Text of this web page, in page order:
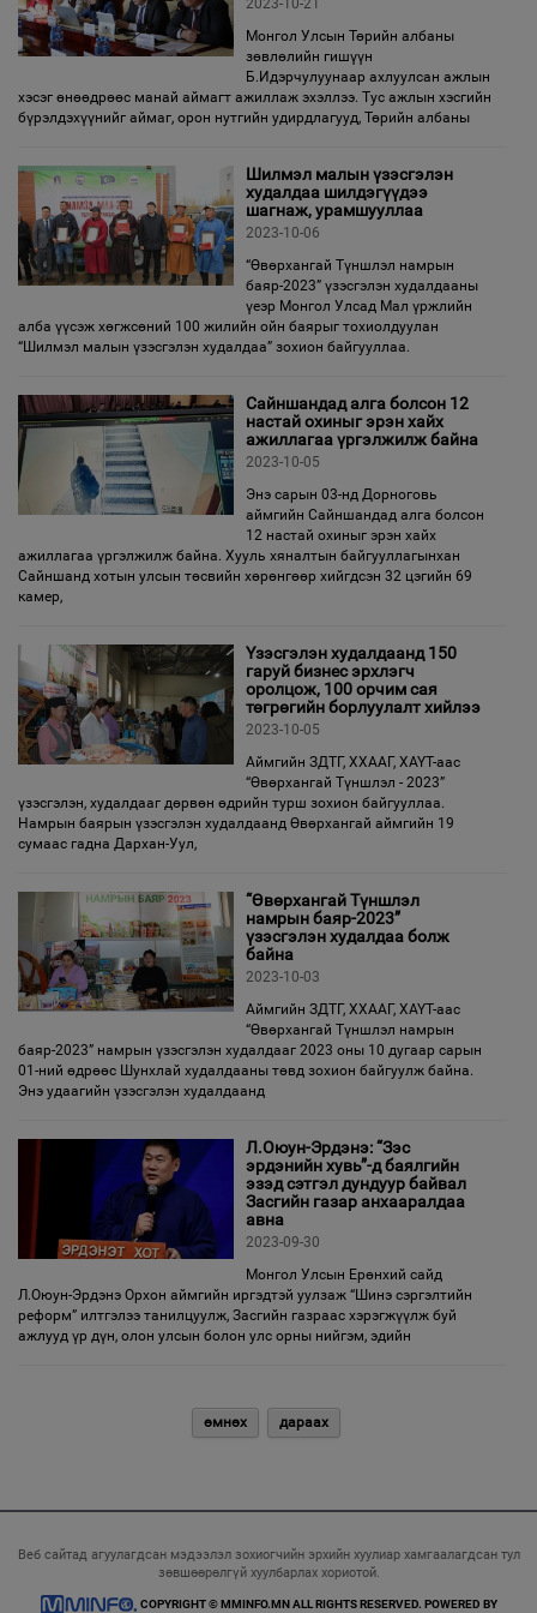
2023-10-21
Монгол Улсын Төрийн албаны
зөвлөлийн гишүүн
Б.Идэрчулуунаар ахлуулсан ажлын
хэсэг өнөөдрөөс манай аймагт ажиллаж эхэллээ. Тус ажлын хэсгийн
бүрэлдэхүүнийг аймаг, орон нутгийн удирдлагууд, Төрийн албаны
Шилмэл малын үзэсгэлэн
худалдаа шилдэгүүдээ
шагнаж, урамшууллаа
2023-10-06
“Өвөрхангай Түншлэл намрын
баяр-2023” үзэсгэлэн худалдааны
үеэр Монгол Улсад Мал үржлийн
алба үүсэж хөгжсөний 100 жилийн ойн баярыг тохиолдуулан
“Шилмэл малын үзэсгэлэн худалдаа” зохион байгууллаа.
Сайншандад алга болсон 12
настай охиныг эрэн хайх
ажиллагаа үргэлжилж байна
2023-10-05
Энэ сарын 03-нд Дорноговь
аймгийн Сайншандад алга болсон
12 настай охиныг эрэн хайх
ажиллагаа үргэлжилж байна. Хууль хяналтын байгууллагынхан
Сайншанд хотын улсын төсвийн хөрөнгөөр хийгдсэн 32 цэгийн 69
камер,
Үзэсгэлэн худалдаанд 150
гаруй бизнес эрхлэгч
оролцож, 100 орчим сая
төгрөгийн борлуулалт хийлээ
2023-10-05
Аймгийн ЗДТГ, ХХААГ, ХАҮТ-аас
“Өвөрхангай Түншлэл - 2023”
үзэсгэлэн, худалдааг дөрвөн өдрийн турш зохион байгууллаа.
Намрын баярын үзэсгэлэн худалдаанд Өвөрхангай аймгийн 19
сумаас гадна Дархан-Уул,
“Өвөрхангай Түншлэл
намрын баяр-2023”
үзэсгэлэн худалдаа болж
байна
2023-10-03
Аймгийн ЗДТГ, ХХААГ, ХАҮТ-аас
“Өвөрхангай Түншлэл намрын
баяр-2023” намрын үзэсгэлэн худалдааг 2023 оны 10 дугаар сарын
01-ний өдрөөс Шунхлай худалдааны төвд зохион байгуулж байна.
Энэ удаагийн үзэсгэлэн худалдаанд
Л.Оюун-Эрдэнэ: “Зэс
эрдэнийн хувь”-д баялгийн
эзэд сэтгэл дундуур байвал
Засгийн газар анхааралдаа
авна
2023-09-30
Монгол Улсын Ерөнхий сайд
Л.Оюун-Эрдэнэ Орхон аймгийн иргэдтэй уулзаж “Шинэ сэргэлтийн
реформ” илтгэлээ танилцуулж, Засгийн газраас хэрэгжүүлж буй
ажлууд үр дүн, олон улсын болон улс орны нийгэм, эдийн
өмнөх дараах
Веб сайтад агуулагдсан мэдээлэл зохиогчийн эрхийн хуулиар хамгаалагдсан тул
зөвшөөрөлгүй хуулбарлах хориотой.
COPYRIGHT © MMINFO.MN ALL RIGHTS RESERVED. POWERED BY